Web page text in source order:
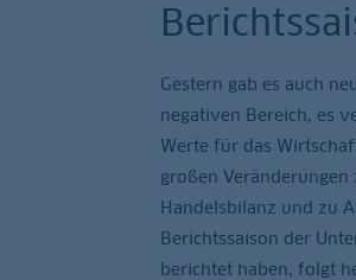
Gestern gab es auch
negativen Bereich, es
Werte für das
großen
Handelsbilanz und zu
Berichtssaison der
berichtet haben, folgt